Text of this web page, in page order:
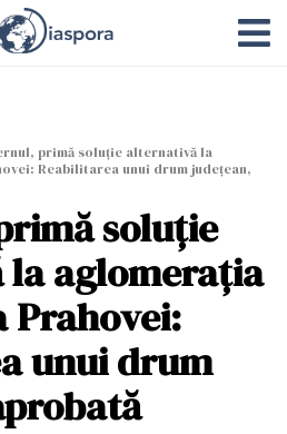
primă soluție alternativă la
Reabilitarea unui drum județean,
soluție
aglomerația
Prahovei:
unui drum